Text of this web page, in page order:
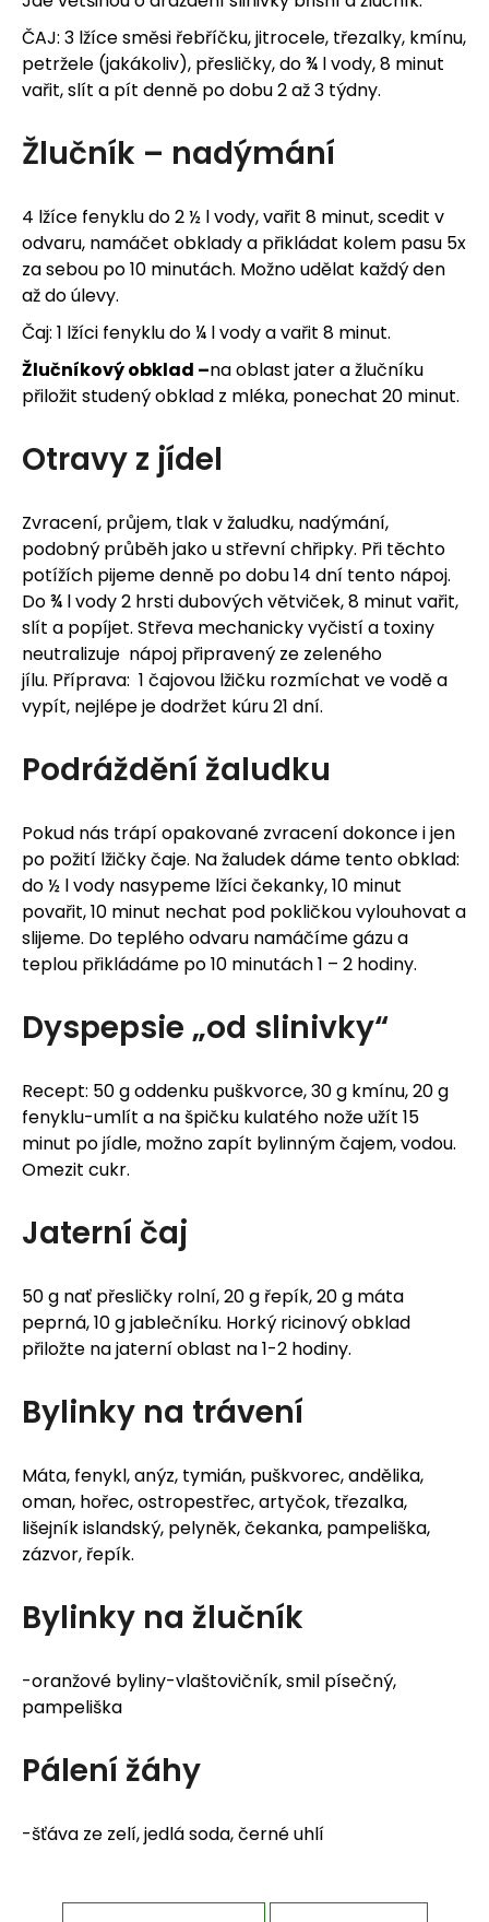
ČAJ: 3 lžíce směsi řebříčku, jitrocele, třezalky, kmínu,
petržele (jakákoliv), přesličky, do ¾ l vody, 8 minut
vařit, slít a pít denně po dobu 2 až 3 týdny.
Žlučník – nadýmání
4 lžíce fenyklu do 2 ½ l vody, vařit 8 minut, scedit v
odvaru, namáčet obklady a přikládat kolem pasu 5x
za sebou po 10 minutách. Možno udělat každý den
až do úlevy.
Čaj: 1 lžíci fenyklu do ¼ l vody a vařit 8 minut.
Žlučníkový obklad –na oblast jater a žlučníku
přiložit studený obklad z mléka, ponechat 20 minut.
Otravy z jídel
Zvracení, průjem, tlak v žaludku, nadýmání,
podobný průběh jako u střevní chřipky. Při těchto
potížích pijeme denně po dobu 14 dní tento nápoj.
Do ¾ l vody 2 hrsti dubových větviček, 8 minut vařit,
slít a popíjet. Střeva mechanicky vyčistí a toxiny
neutralizuje nápoj připravený ze zeleného
jílu. Příprava: 1 čajovou lžičku rozmíchat ve vodě a
vypít, nejlépe je dodržet kúru 21 dní.
Podráždění žaludku
Pokud nás trápí opakované zvracení dokonce i jen
po požití lžičky čaje. Na žaludek dáme tento obklad:
do ½ l vody nasypeme lžíci čekanky, 10 minut
povařit, 10 minut nechat pod pokličkou vylouhovat a
slijeme. Do teplého odvaru namáčíme gázu a
teplou přikládáme po 10 minutách 1 – 2 hodiny.
Dyspepsie „od slinivky“
Recept: 50 g oddenku puškvorce, 30 g kmínu, 20 g
fenyklu-umlít a na špičku kulatého nože užít 15
minut po jídle, možno zapít bylinným čajem, vodou.
Omezit cukr.
Jaterní čaj
50 g nať přesličky rolní, 20 g řepík, 20 g máta
peprná, 10 g jablečníku. Horký ricinový obklad
přiložte na jaterní oblast na 1-2 hodiny.
Bylinky na trávení
Máta, fenykl, anýz, tymián, puškvorec, andělika,
oman, hořec, ostropestřec, artyčok, třezalka,
lišejník islandský, pelyněk, čekanka, pampeliška,
zázvor, řepík.
Bylinky na žlučník
-oranžové byliny-vlaštovičník, smil písečný,
pampeliška
Pálení žáhy
-šťáva ze zelí, jedlá soda, černé uhlí